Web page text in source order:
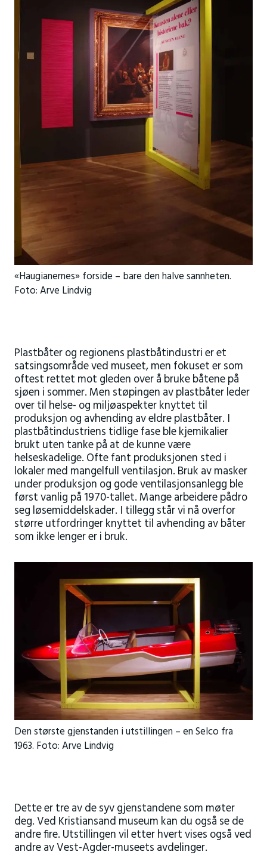
«Haugianernes» forside – bare den halve sannheten.
Foto: Arve Lindvig
Plastbåter og regionens plastbåtindustri er et
satsingsområde ved museet, men fokuset er som
oftest rettet mot gleden over å bruke båtene på
sjøen i sommer. Men støpingen av plastbåter leder
over til helse- og miljøaspekter knyttet til
produksjon og avhending av eldre plastbåter. I
plastbåtindustriens tidlige fase ble kjemikalier
brukt uten tanke på at de kunne være
helseskadelige. Ofte fant produksjonen sted i
lokaler med mangelfull ventilasjon. Bruk av masker
under produksjon og gode ventilasjonsanlegg ble
først vanlig på 1970-tallet. Mange arbeidere pådro
seg løsemiddelskader. I tillegg står vi nå overfor
større utfordringer knyttet til avhending av båter
som ikke lenger er i bruk.
Den største gjenstanden i utstillingen – en Selco fra
1963. Foto: Arve Lindvig
Dette er tre av de syv gjenstandene som møter
deg. Ved Kristiansand museum kan du også se de
andre fire. Utstillingen vil etter hvert vises også ved
andre av Vest-Agder-museets avdelinger.